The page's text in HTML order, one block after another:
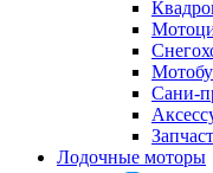
Сани-
Лодочные моторы